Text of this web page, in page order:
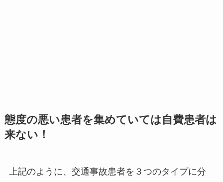
態度の悪い患者を集めていては自費患者は
来ない！
上記のように、交通事故患者を３つのタイプに分